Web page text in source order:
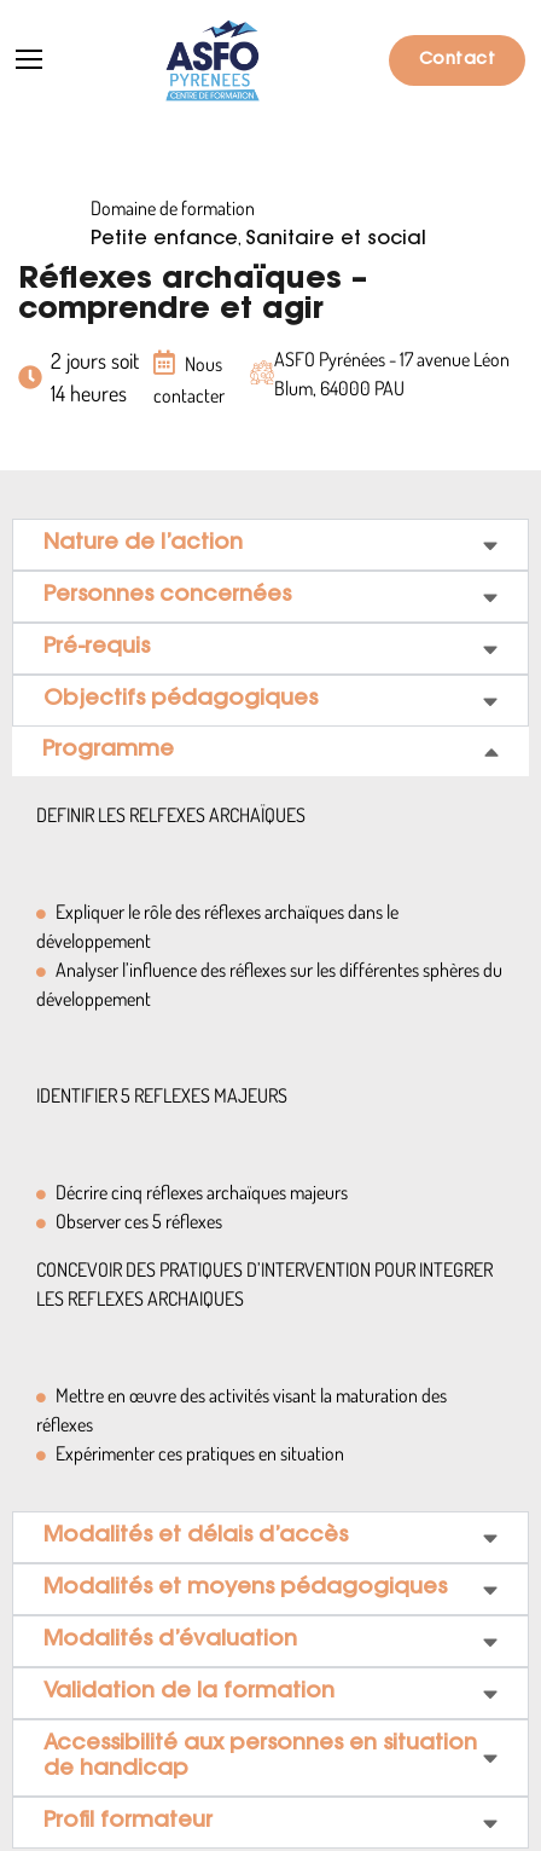
Contact
Formations
Particuliers
Entreprises
Qui sommes-nous ?
Notre catalogue
Domaine de formation
Petite enfance, Sanitaire et social
Réflexes archaïques –
comprendre et agir
2 jours soit
14 heures
Nous
contacter
ASFO Pyrénées - 17 avenue Léon
Blum, 64000 PAU
Nature de l’action
Personnes concernées
Pré-requis
Objectifs pédagogiques
Programme
DEFINIR LES RELFEXES ARCHAÏQUES
Expliquer le rôle des réflexes archaïques dans le
développement
Analyser l’influence des réflexes sur les différentes sphères du
développement
IDENTIFIER 5 REFLEXES MAJEURS
Décrire cinq réflexes archaïques majeurs
Observer ces 5 réflexes
CONCEVOIR DES PRATIQUES D’INTERVENTION POUR INTEGRER
LES REFLEXES ARCHAIQUES
Mettre en œuvre des activités visant la maturation des
réflexes
Expérimenter ces pratiques en situation
Modalités et délais d’accès
Modalités et moyens pédagogiques
Modalités d’évaluation
Validation de la formation
Accessibilité aux personnes en situation
de handicap
Profil formateur